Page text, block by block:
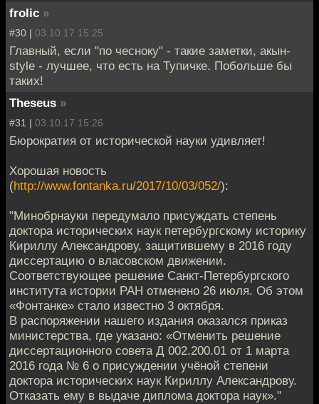
frolic »
#30 | 03.10.17 15:25
Главный, если "по чесноку" - такие заметки, акын-
style - лучшее, что есть на Тупичке. Побольше бы
таких!
Theseus »
#31 | 03.10.17 15:26
Бюрократия от исторической науки удивляет!
Хорошая новость
(http://www.fontanka.ru/2017/10/03/052/):
"Минобрнауки передумало присуждать степень
доктора исторических наук петербургскому историку
Кириллу Александрову, защитившему в 2016 году
диссертацию о власовском движении.
Соответствующее решение Санкт-Петербургского
института истории РАН отменено 26 июля. Об этом
«Фонтанке» стало известно 3 октября.
В распоряжении нашего издания оказался приказ
министерства, где указано: «Отменить решение
диссертационного совета Д 002.200.01 от 1 марта
2016 года № 6 о присуждении учёной степени
доктора исторических наук Кириллу Александрову.
Отказать ему в выдаче диплома доктора наук»."